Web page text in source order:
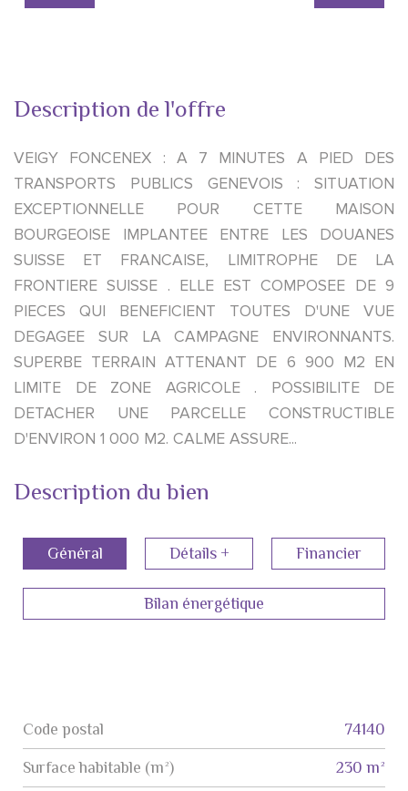
Description de l'offre
VEIGY FONCENEX : A 7 MINUTES A PIED DES
TRANSPORTS PUBLICS GENEVOIS : SITUATION
EXCEPTIONNELLE POUR CETTE MAISON
BOURGEOISE IMPLANTEE ENTRE LES DOUANES
SUISSE ET FRANCAISE, LIMITROPHE DE LA
FRONTIERE SUISSE . ELLE EST COMPOSEE DE 9
PIECES QUI BENEFICIENT TOUTES D'UNE VUE
DEGAGEE SUR LA CAMPAGNE ENVIRONNANTS.
SUPERBE TERRAIN ATTENANT DE 6 900 M2 EN
LIMITE DE ZONE AGRICOLE . POSSIBILITE DE
DETACHER UNE PARCELLE CONSTRUCTIBLE
D'ENVIRON 1 000 M2. CALME ASSURE...
Description du bien
Général Détails + Financier
Bilan énergétique
Label
Code postal 74140
Surface habitable (m²) 230 m²